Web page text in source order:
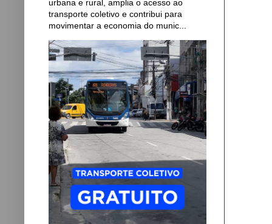
urbana e rural, amplia o acesso ao
transporte coletivo e contribui para
movimentar a economia do munic...